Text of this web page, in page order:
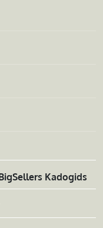
Kadogids